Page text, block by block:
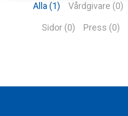
Alla (1) Vårdgivare (0)
Sidor (0) Press (0)